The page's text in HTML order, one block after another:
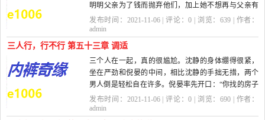
明明父亲为了钱而抛弃他们，加上她不想再与父亲有
任何联系，...
发布时间：2021-11-06 | 评论：0 | 浏览：639 | 作者：
admin
三人行，行不行 第五十三章 调适
三个人在一起，真的很尴尬。沈静的身体绷得很紧，
坐在严劲和倪晏的中间，相比沈静的手拙无措，两个
男人倒是轻松自在许多。倪晏率先开口：“你找的房子
总共有几间...
发布时间：2021-11-06 | 评论：0 | 浏览：690 | 作者：
admin